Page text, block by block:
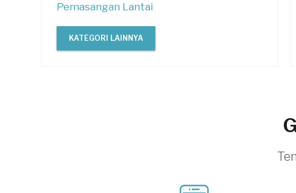
Pemasangan Lantai
KATEGORI LAINNYA